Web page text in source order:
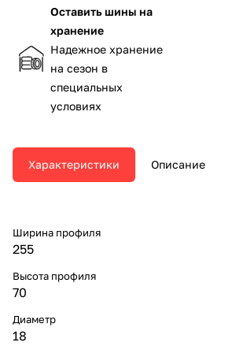
Оставить шины на
хранение
Надежное хранение
на сезон в
специальных
условиях
Характеристики Описание
Ширина профиля
255
Высота профиля
70
Диаметр
18